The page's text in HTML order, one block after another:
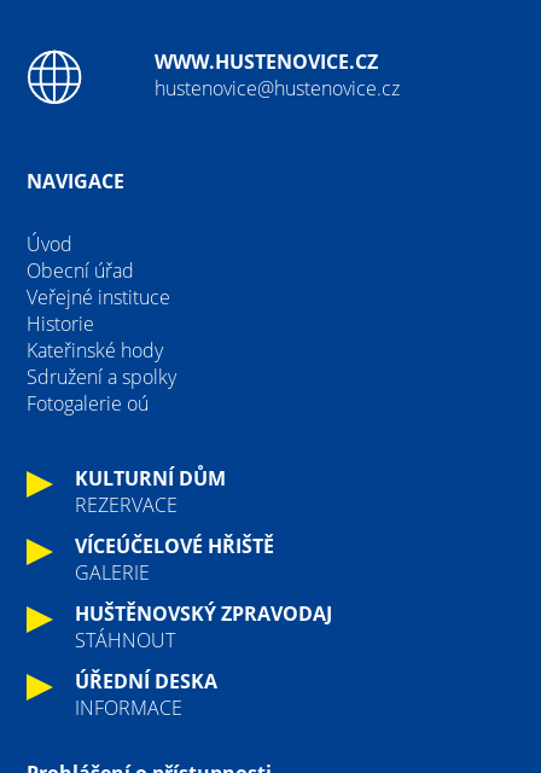
WWW.HUSTENOVICE.CZ
hustenovice@hustenovice.cz
NAVIGACE
Úvod
Obecní úřad
Veřejné instituce
Historie
Kateřinské hody
Sdružení a spolky
Fotogalerie oú
KULTURNÍ DŮM
REZERVACE
VÍCEÚČELOVÉ HŘIŠTĚ
GALERIE
HUŠTĚNOVSKÝ ZPRAVODAJ
STÁHNOUT
ÚŘEDNÍ DESKA
INFORMACE